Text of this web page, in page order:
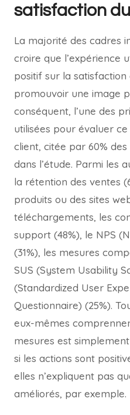
satisfaction
La majorité des cadres
croire que l’expérience
positif sur la satisfaction
promouvoir une image
conséquent, l’une des
utilisées pour évaluer
client, citée par 60%
dans l’étude. Parmi les
la rétention des ventes
produits ou des sites
téléchargements, les
support (48%), le NPS
(31%), les mesures
SUS (System Usability
(Standardized User
Questionnaire) (25%).
eux-mêmes
mesures est
si les actions sont
elles n’expliquent pas
améliorés, par exemple.